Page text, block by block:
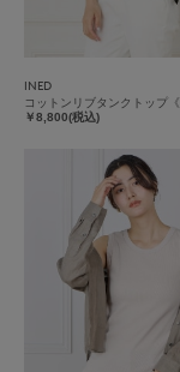
INED
コットンリブタンクトップ《
￥8,800(税込)